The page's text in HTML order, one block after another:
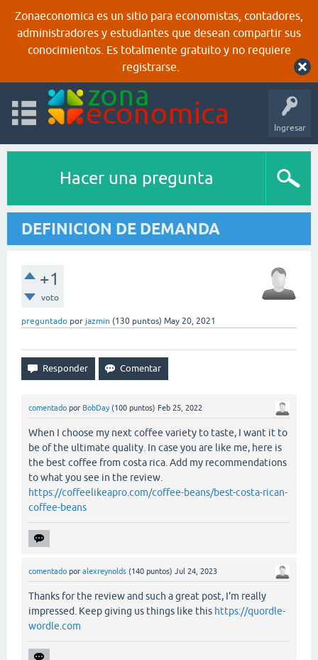
Zonaeconomica es un sitio para economistas, contadores,
administradores y estudiantes que desean compartir sus
conocimientos. Es totalmente gratuito y no requiere
registrarse.
Ingresar
Hacer una pregunta
DEFINICION DE DEMANDA
+1
voto
preguntado por jazmin (130 puntos) May 20, 2021
comentado por BobDay (100 puntos) Feb 25, 2022
When I choose my next coffee variety to taste, I want it to
be of the ultimate quality. In case you are like me, here is
the best coffee from costa rica. Add my recommendations
to what you see in the review.
https://coffeelikeapro.com/coffee-beans/best-costa-rican-
coffee-beans
comentado por alexreynolds (140 puntos) Jul 24, 2023
Thanks for the review and such a great post, I'm really
impressed. Keep giving us things like this https://quordle-
wordle.com